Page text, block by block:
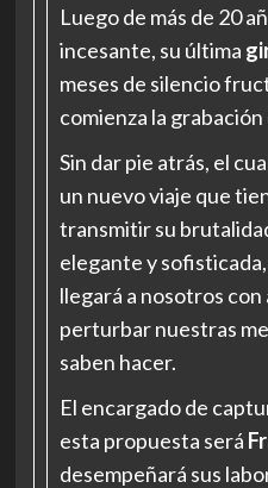
Luego de más de 20
incesante, su última
meses de silencio
comienza la
Sin dar pie atrás, el
un nuevo viaje que
transmitir su
elegante y
llegará a nosotros
perturbar nuestras
saben hacer.
El encargado de
esta propuesta será
desempeñará sus